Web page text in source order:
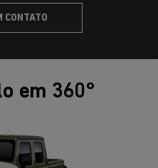
CONTATO
em 360°